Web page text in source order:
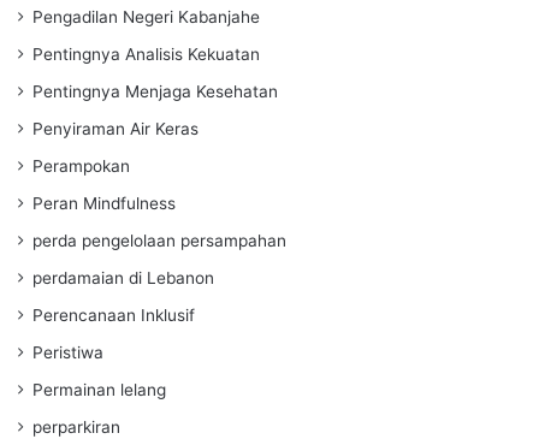
Pengadilan Negeri Kabanjahe
Pentingnya Analisis Kekuatan
Pentingnya Menjaga Kesehatan
Penyiraman Air Keras
Perampokan
Peran Mindfulness
perda pengelolaan persampahan
perdamaian di Lebanon
Perencanaan Inklusif
Peristiwa
Permainan lelang
perparkiran